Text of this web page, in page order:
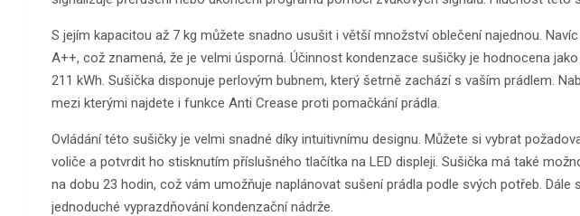
S jejím kapacitou až 7 kg můžete snadno usušit i větší množství oblečení najednou.
A++, což znamená, že je velmi úsporná. Účinnost kondenzace sušičky je hodnocena
211 kWh. Sušička disponuje perlovým bubnem, který šetrně zachází s vaším prádlem.
mezi kterými najdete i funkce Anti Crease proti pomačkání prádla.
Ovládání této sušičky je velmi snadné díky intuitivnímu designu. Můžete si vybrat
voliče a potvrdit ho stisknutím příslušného tlačítka na LED displeji. Sušička má také
na dobu 23 hodin, což vám umožňuje naplánovat sušení prádla podle svých potřeb. Dále
jednoduché vyprazdňování kondenzační nádrže.